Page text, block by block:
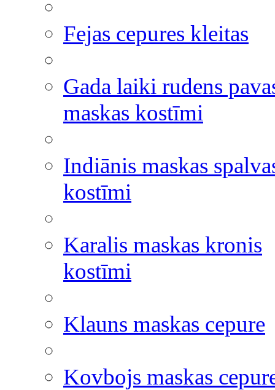
Fejas cepures kleitas
Gada laiki rudens
maskas kostīmi
Indiānis maskas
kostīmi
Karalis maskas kronis
kostīmi
Klauns maskas cepure
Kovbojs maskas